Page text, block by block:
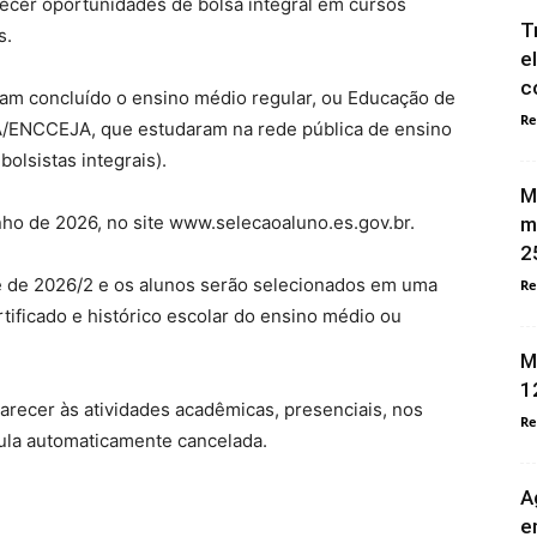
oportunidades de bolsa integral em cursos
concluído o ensino médio regular, ou Educação de
que estudaram na rede pública de ensino
integrais).
de 2026, no site www.selecaoaluno.es.gov.br.
2026/2 e os alunos serão selecionados em uma
e histórico escolar do ensino médio ou
às atividades acadêmicas, presenciais, nos
automaticamente cancelada.